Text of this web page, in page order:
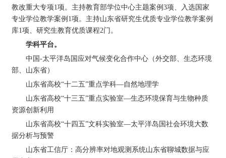
教改重大专项1项。主持教育部学位中心主题案例3项、入选国家
专业学位教学案例1项。主持山东省研究生优质专业学位教学案例
库1项、研究生教育优质课程2门。
学科平台。
中国-太平洋岛国应对气候变化合作中心（外交部、生态环境
部、山东省）
山东省高校“十二五”重点学科—自然地理学
山东省高校“十三五”重点实验室—生态环境保育与生物种质
资源创新利用
山东省高校“十四五”文科实验室—太平洋岛国社会环境大数
据分析与预警
山东省工信厅：高分辨率对地观测系统山东省聊城数据与应